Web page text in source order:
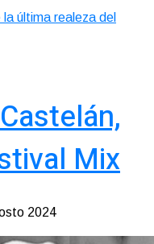
última realeza del
Mix
2024